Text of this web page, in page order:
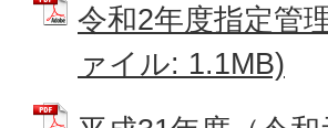
令和2年度指定管
ァイル: 1.1MB)